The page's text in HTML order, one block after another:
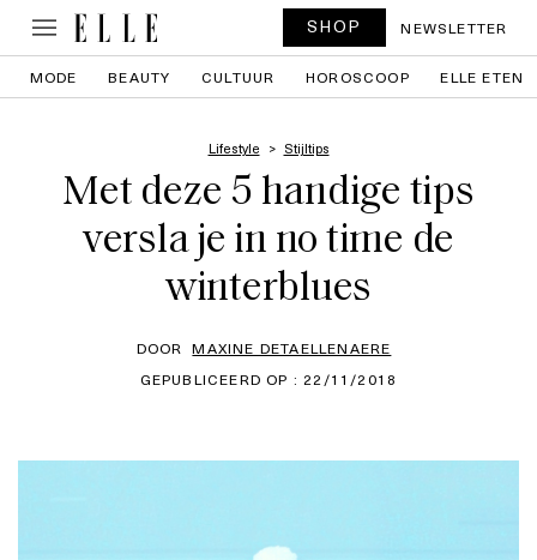
SHOP NEWSLETTER
MODE BEAUTY CULTUUR HOROSCOOP ELLE ETEN
Lifestyle Stijltips
Met deze 5 handige tips
versla je in no time de
winterblues
DOOR MAXINE DETAELLENAERE
GEPUBLICEERD OP : 22/11/2018